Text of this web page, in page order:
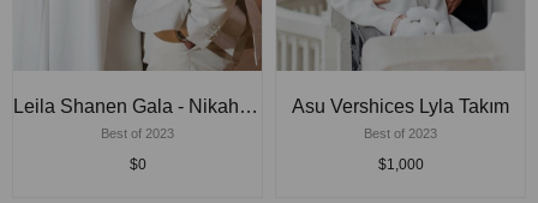
Leila Shanen Gala - Nikah Elbisesi
Best of 2023
$0
Asu Vershices Lyla Takım
Best of 2023
$1,000